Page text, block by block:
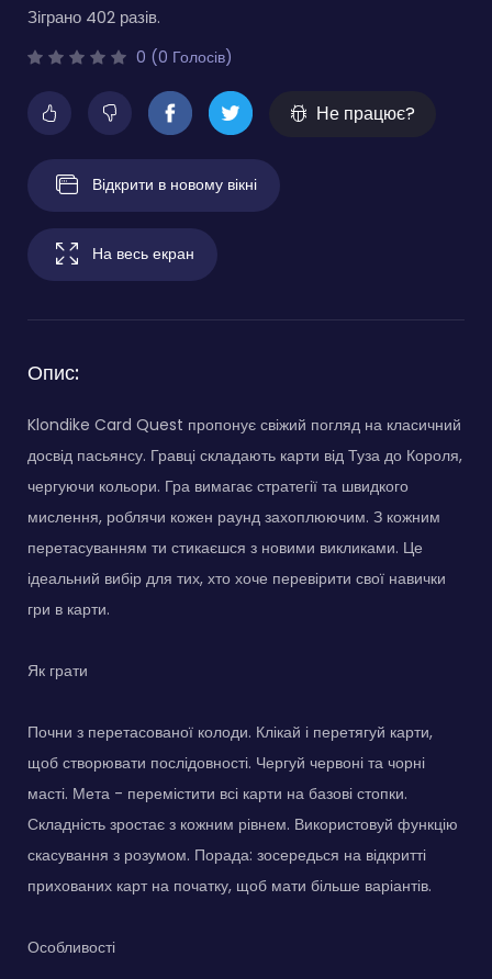
Зіграно 402 разів.
0 (0 Голосів)
Не працює?
Відкрити в новому вікні
На весь екран
Опис:
Klondike Card Quest пропонує свіжий погляд на класичний
досвід пасьянсу. Гравці складають карти від Туза до Короля,
чергуючи кольори. Гра вимагає стратегії та швидкого
мислення, роблячи кожен раунд захоплюючим. З кожним
перетасуванням ти стикаєшся з новими викликами. Це
ідеальний вибір для тих, хто хоче перевірити свої навички
гри в карти.
Як грати
Почни з перетасованої колоди. Клікай і перетягуй карти,
щоб створювати послідовності. Чергуй червоні та чорні
масті. Мета - перемістити всі карти на базові стопки.
Складність зростає з кожним рівнем. Використовуй функцію
скасування з розумом. Порада: зосередься на відкритті
прихованих карт на початку, щоб мати більше варіантів.
Особливості